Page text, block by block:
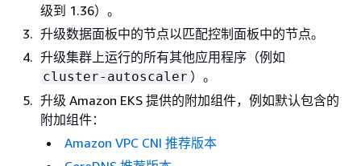
级到 1.36）。
升级数据面板中的节点以匹配控制面板中的节点。
升级集群上运行的所有其他应用程序（例如
cluster-autoscaler ）。
升级 Amazon EKS 提供的附加组件，例如默认包含的
附加组件：
Amazon VPC CNI 推荐版本